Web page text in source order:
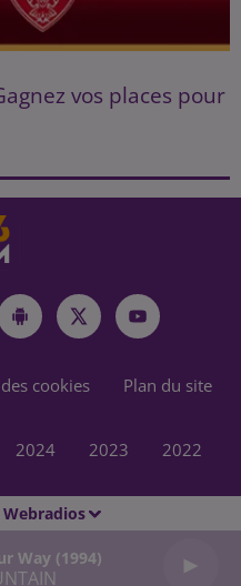
Webradios
Way (1994)
vos places pour
cookies Plan du site
2024 2023 2022